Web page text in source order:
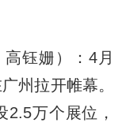
钰姗）：4月
州拉开帷幕。
2.5万个展位，